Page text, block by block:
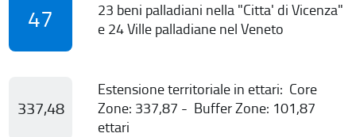
47
23 beni palladiani nella "Citta' di Vicenza"
e 24 Ville palladiane nel Veneto
337,48
Estensione territoriale in ettari: Core
Zone: 337,87 - Buffer Zone: 101,87
ettari